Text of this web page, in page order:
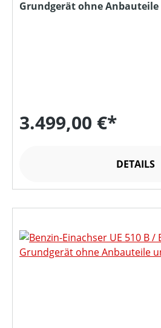
Grundgerät ohne Anbauteile
3.499,00 €*
DETAILS